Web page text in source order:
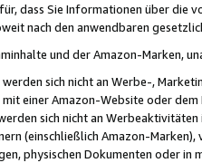
dass Sie Informationen über die
nach den anwendbaren
und der Amazon-Marken,
werden sich nicht an Werbe-,
einer Amazon-Website oder
sich nicht an
(einschließlich Amazon-
physischen Dokumenten oder in